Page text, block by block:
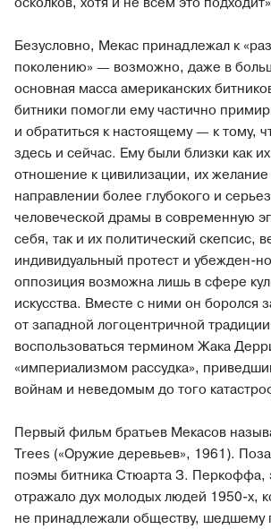
Безусловно, Мекас принадлежал к
поколению» — возможно, даже в
основная масса американских
битники помогли ему частично
и обратиться к настоящему — к тому,
здесь и сейчас. Ему были близки как
отношение к цивилизации, их желание
направлении более глубокого и
человеческой драмы в современную
себя, так и их политический скепсис,
индивидуальный протест и убежден-
оппозиция возможна лишь в сфере
искусства. Вместе с ними он боролся
от западной логоцентричной
воспользоваться термином Жака
«империализмом рассудка»,
войнам и неведомым до того
Первый фильм братьев Мекасов
Trees («Оружие деревьев», 1961).
поэмы битника Стюарта З. Перкоффа,
отражало дух молодых людей 1950-х,
не принадлежали обществу, шедшему